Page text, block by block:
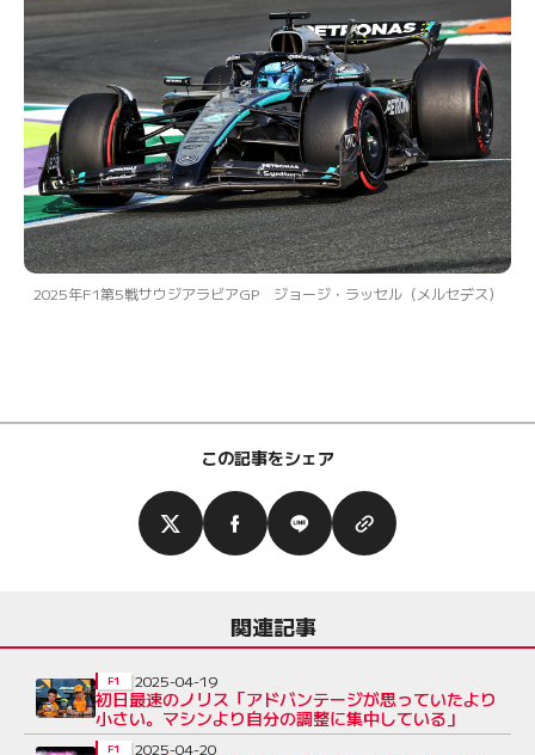
2025年F1第5戦サウジアラビアGP ジョージ・ラッセル（メルセデス）
この記事をシェア
関連記事
初日最速のノリス「アドバンテージが思っていたより
小さい。マシンより自分の調整に集中している」
F1 2025-04-19
F1 2025-04-20